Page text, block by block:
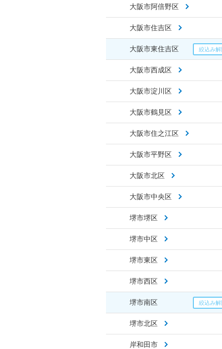
大阪市阿倍野区
大阪市住吉区
大阪市東住吉区
大阪市西成区
大阪市淀川区
大阪市鶴見区
大阪市住之江区
大阪市平野区
大阪市北区
大阪市中央区
堺市堺区
堺市中区
堺市東区
堺市西区
堺市南区
堺市北区
岸和田市